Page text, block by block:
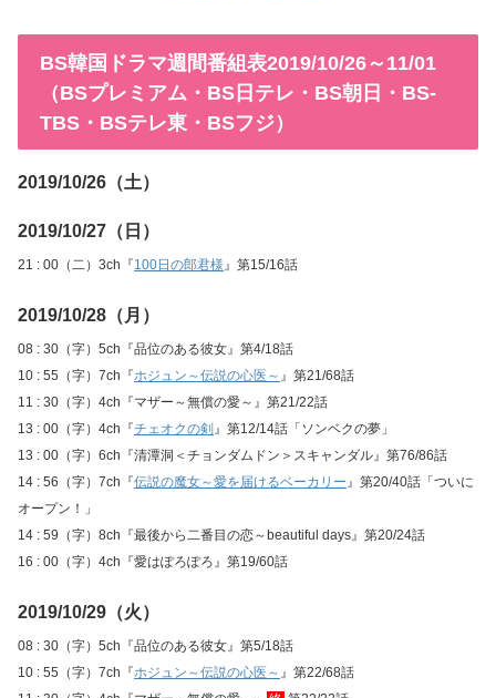
BS韓国ドラマ週間番組表2019/10/26～11/01
（BSプレミアム・BS日テレ・BS朝日・BS-
TBS・BSテレ東・BSフジ）
2019/10/26（土）
2019/10/27（日）
21 : 00（二）3ch『100日の郎君様』第15/16話
2019/10/28（月）
08 : 30（字）5ch『品位のある彼女』第4/18話
10 : 55（字）7ch『ホジュン～伝説の心医～ 』第21/68話
11 : 30（字）4ch『マザー～無償の愛～』第21/22話
13 : 00（字）4ch『チェオクの剣』第12/14話「ソンベクの夢」
13 : 00（字）6ch『清潭洞＜チョンダムドン＞スキャンダル』第76/86話
14 : 56（字）7ch『伝説の魔女～愛を届けるベーカリー』第20/40話「ついに
オープン！」
14 : 59（字）8ch『最後から二番目の恋～beautiful days』第20/24話
16 : 00（字）4ch『愛はぽろぽろ』第19/60話
2019/10/29（火）
08 : 30（字）5ch『品位のある彼女』第5/18話
10 : 55（字）7ch『ホジュン～伝説の心医～ 』第22/68話